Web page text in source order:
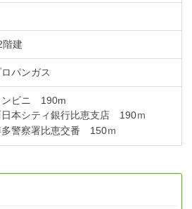
階建
パンガス
ンビニ 190m
日本シティ銀行比恵支店 190ｍ
多警察署比恵交番 150ｍ